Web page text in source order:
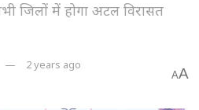
जिलों में होगा अटल विरासत
2 years ago
AA